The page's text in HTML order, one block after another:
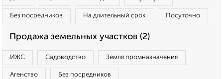
Без посредников На длительный срок Посуточно
Продажа земельных участков (2)
ИЖС Садоводство Земля промназначения
Агенство Без посредников